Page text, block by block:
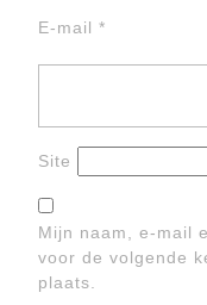
E-mail *
Site
Mijn naam, e-mail
voor de volgende
plaats.